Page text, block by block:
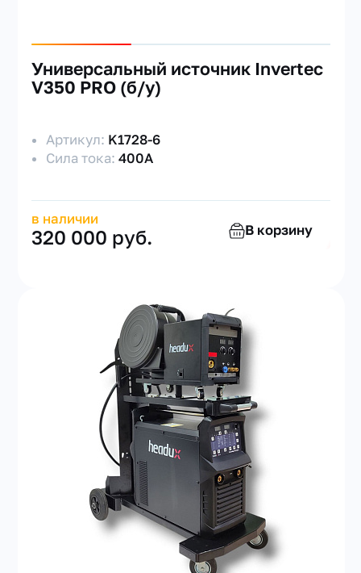
Универсальный источник Invertec
V350 PRO (б/у)
Артикул: K1728-6
Сила тока:400А
в наличии
320 000 руб. В корзину